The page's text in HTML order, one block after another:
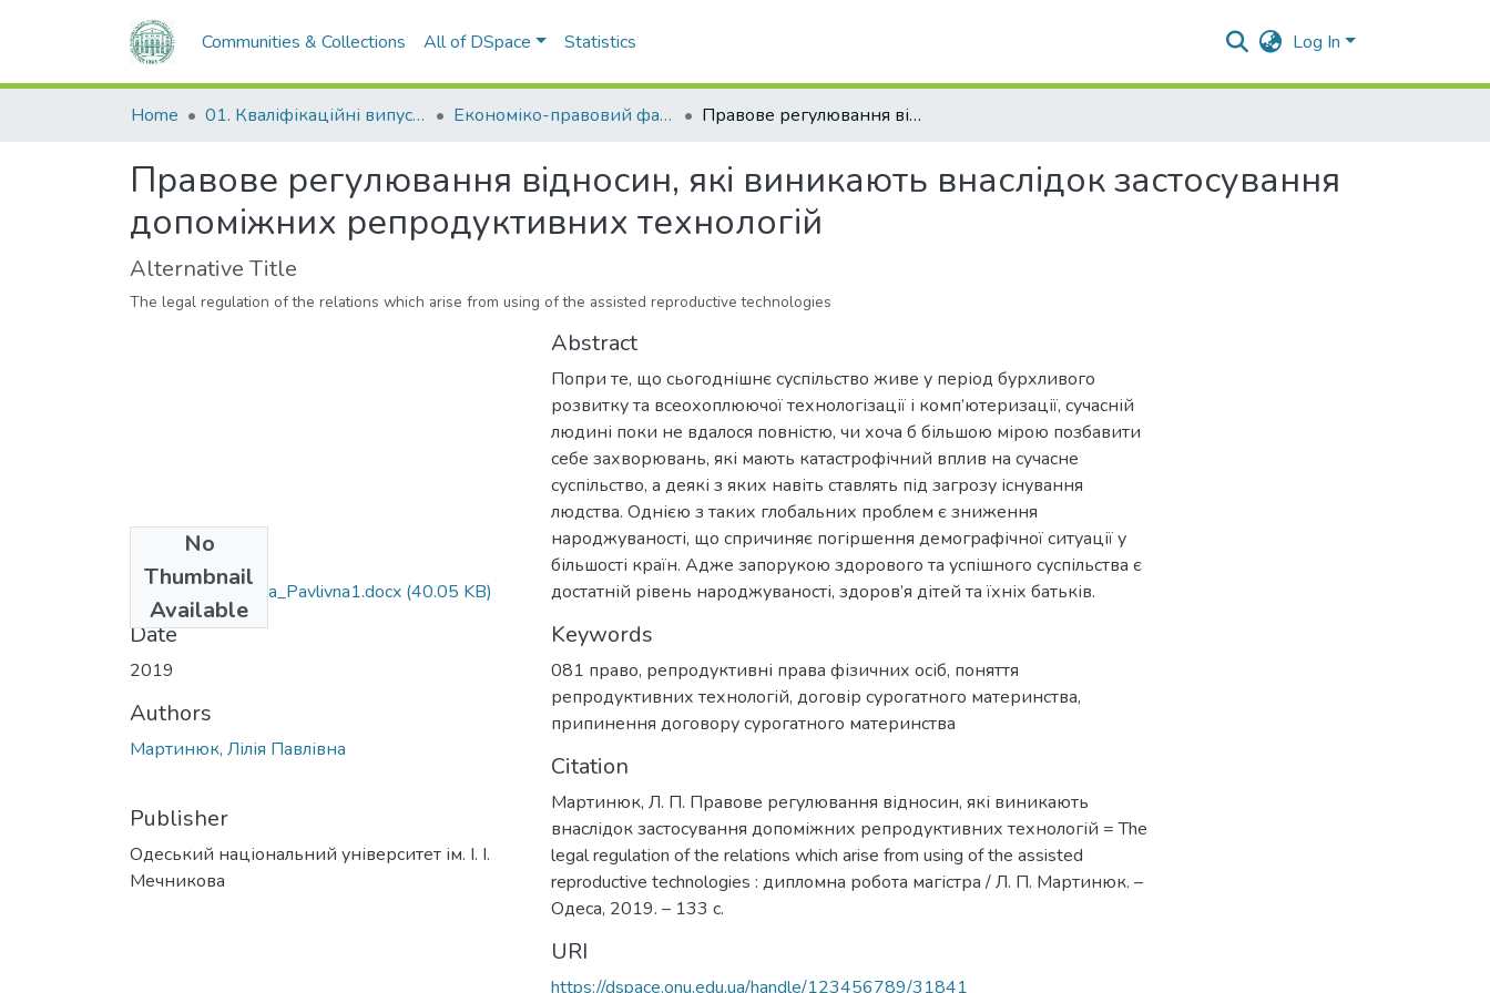
Communities & Collections All of DSpace Statistics Log In
Home 01. Кваліфікаційні випускні роботи здобувачів вищої освіти Економіко-правовий факультет Правове регулювання відносин, які виникають внаслідок застосування допоміжних репродуктивних технологій
Правове регулювання відносин, які виникають внаслідок застосування
допоміжних репродуктивних технологій
Alternative Title
The legal regulation of the relations which arise from using of the assisted reproductive technologies
No
Thumbnail
Available
081_Martinuk_Lilia_Pavlivna1.docx (40.05 KB)
Date
2019
Authors
Мартинюк, Лілія Павлівна
Publisher
Одеський національний університет ім. І. І.
Мечникова
Abstract
Попри те, що сьогоднішнє суспільство живе у період бурхливого
розвитку та всеохоплюючої технологізації і комп’ютеризації, сучасній
людині поки не вдалося повністю, чи хоча б більшою мірою позбавити
себе захворювань, які мають катастрофічний вплив на сучасне
суспільство, а деякі з яких навіть ставлять під загрозу існування
людства. Однією з таких глобальних проблем є зниження
народжуваності, що спричиняє погіршення демографічної ситуації у
більшості країн. Адже запорукою здорового та успішного суспільства є
достатній рівень народжуваності, здоров’я дітей та їхніх батьків.
Keywords
081 право, репродуктивні права фізичних осіб, поняття
репродуктивних технологій, договір сурогатного материнства,
припинення договору сурогатного материнства
Citation
Мартинюк, Л. П. Правове регулювання відносин, які виникають
внаслідок застосування допоміжних репродуктивних технологій = The
legal regulation of the relations which arise from using of the assisted
reproductive technologies : дипломна робота магістра / Л. П. Мартинюк. –
Одеса, 2019. – 133 с.
URI
https://dspace.onu.edu.ua/handle/123456789/31841